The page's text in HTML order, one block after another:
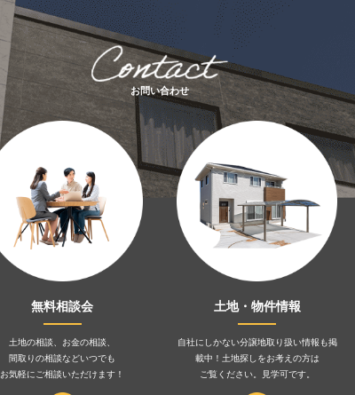
お問い合わせ
無料相談会
土地の相談、お金の相談、
間取りの相談などいつでも
お気軽にご相談いただけます！
土地・物件情報
自社にしかない分譲地取り扱い情報も掲
載中！土地探しをお考えの方は
ご覧ください。見学可です。